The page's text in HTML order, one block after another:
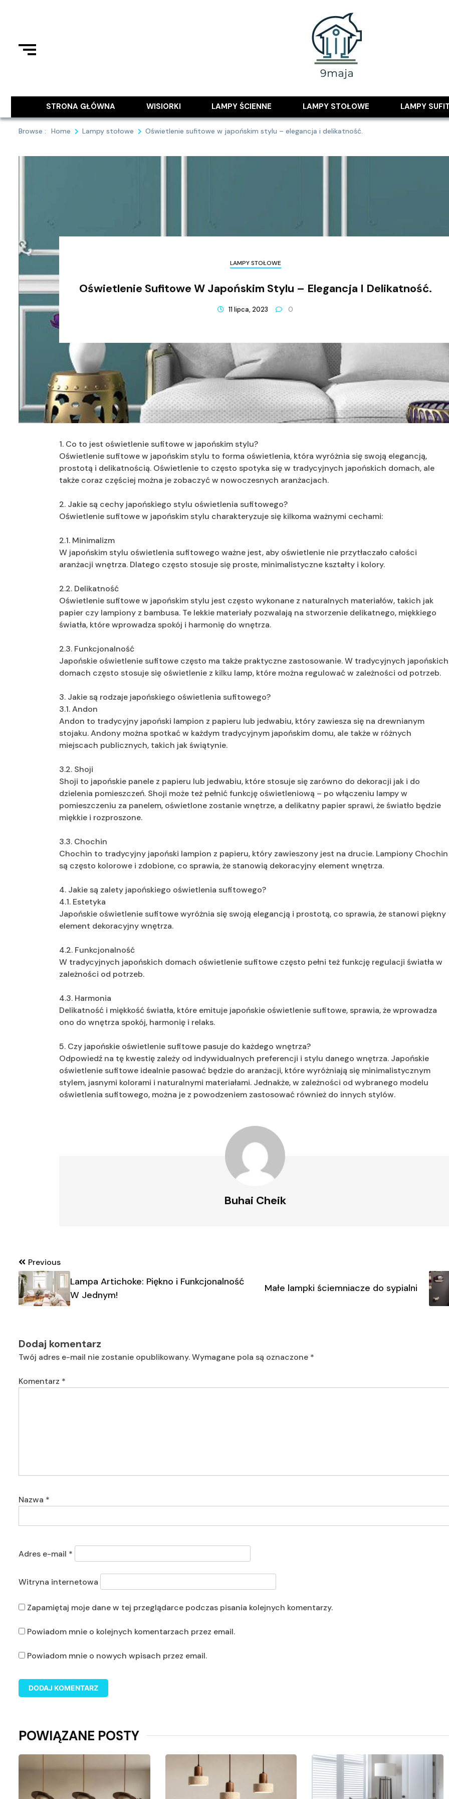
9MAJA
STRONA GŁÓWNA
WISIORKI LAMPY ŚCIENNE LAMPY STOŁOWE LAMPY
Browse : Home Lampy stołowe Oświetlenie sufitowe w japońskim stylu – elegancja i delikatność.
LAMPY STOŁOWE
Oświetlenie Sufitowe W Japońskim Stylu – Elegancja I Delikatność.
11 lipca, 2023 0
1. Co to jest oświetlenie sufitowe w japońskim stylu?
Oświetlenie sufitowe w japońskim stylu to forma oświetlenia, która wyróżnia się swoją elegancją,
prostotą i delikatnością. Oświetlenie to często spotyka się w tradycyjnych japońskich domach, ale
także coraz częściej można je zobaczyć w nowoczesnych aranżacjach.
2. Jakie są cechy japońskiego stylu oświetlenia sufitowego?
Oświetlenie sufitowe w japońskim stylu charakteryzuje się kilkoma ważnymi cechami:
2.1. Minimalizm
W japońskim stylu oświetlenia sufitowego ważne jest, aby oświetlenie nie przytłaczało całości
aranżacji wnętrza. Dlatego często stosuje się proste, minimalistyczne kształty i kolory.
2.2. Delikatność
Oświetlenie sufitowe w japońskim stylu jest często wykonane z naturalnych materiałów, takich jak
papier czy lampiony z bambusa. Te lekkie materiały pozwalają na stworzenie delikatnego, miękkiego
światła, które wprowadza spokój i harmonię do wnętrza.
2.3. Funkcjonalność
Japońskie oświetlenie sufitowe często ma także praktyczne zastosowanie. W tradycyjnych japońskich
domach często stosuje się oświetlenie z kilku lamp, które można regulować w zależności od potrzeb.
3. Jakie są rodzaje japońskiego oświetlenia sufitowego?
3.1. Andon
Andon to tradycyjny japoński lampion z papieru lub jedwabiu, który zawiesza się na drewnianym
stojaku. Andony można spotkać w każdym tradycyjnym japońskim domu, ale także w różnych
miejscach publicznych, takich jak świątynie.
3.2. Shoji
Shoji to japońskie panele z papieru lub jedwabiu, które stosuje się zarówno do dekoracji jak i do
dzielenia pomieszczeń. Shoji może też pełnić funkcję oświetleniową – po włączeniu lampy w
pomieszczeniu za panelem, oświetlone zostanie wnętrze, a delikatny papier sprawi, że światło będzie
miękkie i rozproszone.
3.3. Chochin
Chochin to tradycyjny japoński lampion z papieru, który zawieszony jest na drucie. Lampiony Chochin
są często kolorowe i zdobione, co sprawia, że stanowią dekoracyjny element wnętrza.
4. Jakie są zalety japońskiego oświetlenia sufitowego?
4.1. Estetyka
Japońskie oświetlenie sufitowe wyróżnia się swoją elegancją i prostotą, co sprawia, że stanowi piękny
element dekoracyjny wnętrza.
4.2. Funkcjonalność
W tradycyjnych japońskich domach oświetlenie sufitowe często pełni też funkcję regulacji światła w
zależności od potrzeb.
4.3. Harmonia
Delikatność i miękkość światła, które emituje japońskie oświetlenie sufitowe, sprawia, że wprowadza
ono do wnętrza spokój, harmonię i relaks.
5. Czy japońskie oświetlenie sufitowe pasuje do każdego wnętrza?
Odpowiedź na tę kwestię zależy od indywidualnych preferencji i stylu danego wnętrza. Japońskie
oświetlenie sufitowe idealnie pasować będzie do aranżacji, które wyróżniają się minimalistycznym
stylem, jasnymi kolorami i naturalnymi materiałami. Jednakże, w zależności od wybranego modelu
oświetlenia sufitowego, można je z powodzeniem zastosować również do innych stylów.
Buhai Cheik
Nawigacja
wpisu
Previous
Lampa Artichoke: Piękno i Funkcjonalność
W Jednym!
Małe lampki ściemniacze do sypialni
Dodaj komentarz
Twój adres e-mail nie zostanie opublikowany.Wymagane pola są oznaczone *
Komentarz *
Nazwa *
Adres e-mail *
Witryna internetowa
Zapamiętaj moje dane w tej przeglądarce podczas pisania kolejnych komentarzy.
Powiadom mnie o kolejnych komentarzach przez email.
Powiadom mnie o nowych wpisach przez email.
POWIĄZANE POSTY